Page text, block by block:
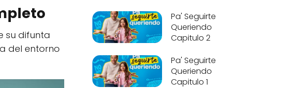
su difunta
del entorno
Pa' Seguirte
Queriendo
Capitulo 2
Pa' Seguirte
Queriendo
Capitulo 1